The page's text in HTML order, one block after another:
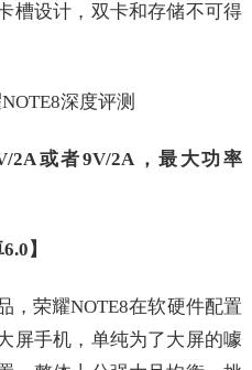
槽设计，双卡和存储不可得
2A或者9V/2A，最大功率
】
，荣耀NOTE8在软硬件配置
屏手机，单纯为了大屏的噱